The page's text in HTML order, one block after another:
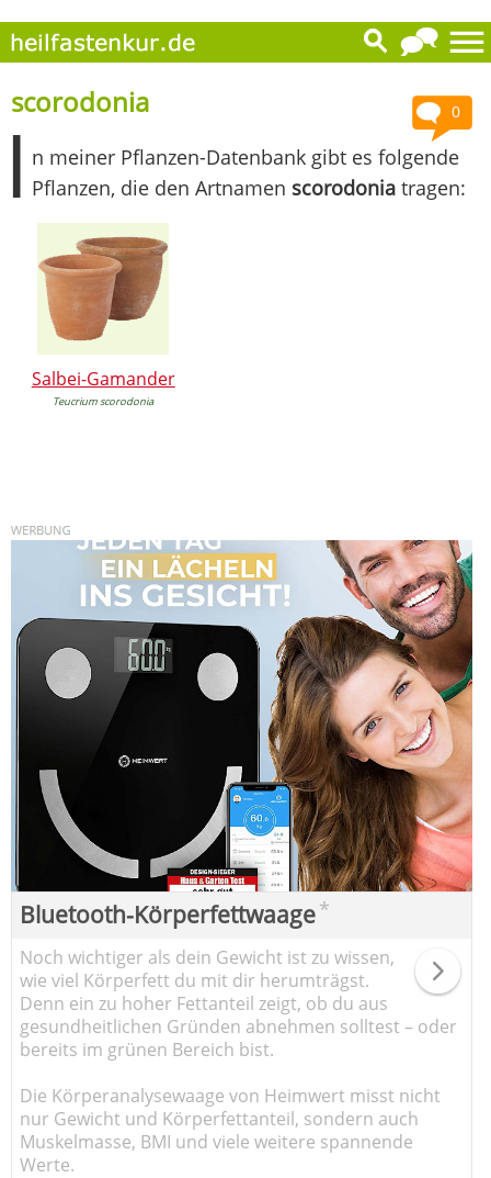
0
scorodonia
I n meiner Pflanzen-Datenbank gibt es folgende
Pflanzen, die den Artnamen scorodonia tragen:
Salbei-Gamander
Teucrium scorodonia
Bluetooth-Körperfettwaage*
Noch wichtiger als dein Gewicht ist zu wissen,
wie viel Körperfett du mit dir herumträgst.
Denn ein zu hoher Fettanteil zeigt, ob du aus
gesundheitlichen Gründen abnehmen solltest – oder
bereits im grünen Bereich bist.
Die Körperanalysewaage von Heimwert misst nicht
nur Gewicht und Körperfettanteil, sondern auch
Muskelmasse, BMI und viele weitere spannende
Werte.